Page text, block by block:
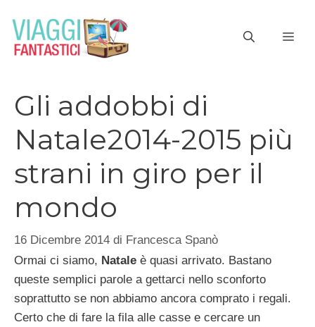
contenuto
Gli addobbi di
Natale2014-2015 più
strani in giro per il
mondo
16 Dicembre 2014 di Francesca Spanò
Ormai ci siamo, Natale è quasi arrivato. Bastano
queste semplici parole a gettarci nello sconforto
soprattutto se non abbiamo ancora comprato i regali.
Certo che di fare la fila alle casse e cercare un